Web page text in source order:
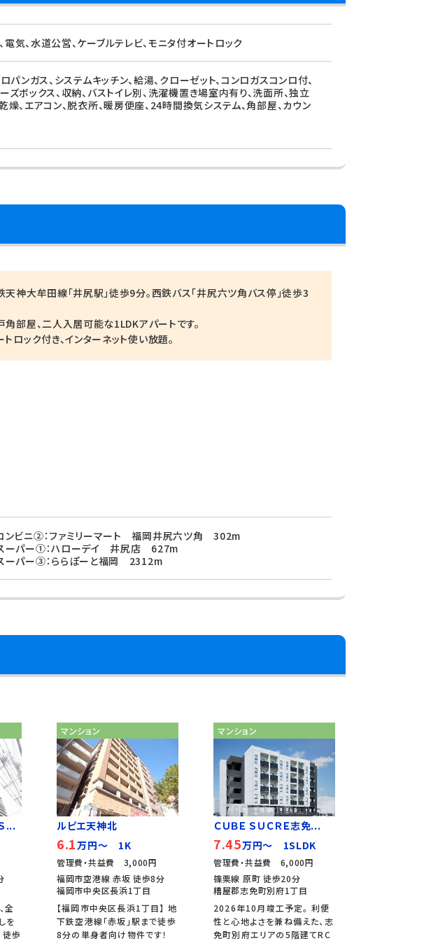
気、水道公営、ケーブルテレビ、モニタ付オートロック
ンガス、システムキッチン、給湯、クローゼット、コンロガスコンロ付、
ズボックス、収納、バストイレ別、洗濯機置き場室内有り、洗面所、独立
燥、エアコン、脱衣所、暖房便座、24時間換気システム、角部屋、カウン
天神大牟田線「井尻駅」徒歩9分。西鉄バス「井尻六ツ角バス停」徒歩3
角部屋、二人入居可能な1LDKアパートです。
トロック付き、インターネット使い放題。
ンビニ②：ファミリーマート 福岡井尻六ツ角 302m
ーパー①：ハローデイ 井尻店 627m
ーパー③：ららぽーと福岡 2312m
...
全
を
徒歩
マンション
ルピエ天神北
6.1万円～ 1K
管理費・共益費 3,000円
福岡市空港線 赤坂 徒歩8分
福岡市中央区長浜1丁目
【福岡市中央区長浜1丁目】 地
下鉄空港線「赤坂」駅まで徒歩
8分の単身者向け物件です！
マンション
ＣＵＢＥ ＳＵＣＲＥ志免...
7.45万円～ 1SLDK
管理費・共益費 6,000円
篠栗線 原町 徒歩20分
糟屋郡志免町別府1丁目
2026年10月竣工予定。 利便
性と心地よさを兼ね備えた、志
免町別府エリアの5階建てRC